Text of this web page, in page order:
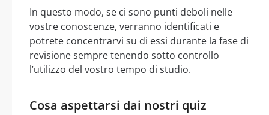
In questo modo, se ci sono punti deboli nelle
vostre conoscenze, verranno identificati e
potrete concentrarvi su di essi durante la fase di
revisione sempre tenendo sotto controllo
l’utilizzo del vostro tempo di studio.
Cosa aspettarsi dai nostri quiz